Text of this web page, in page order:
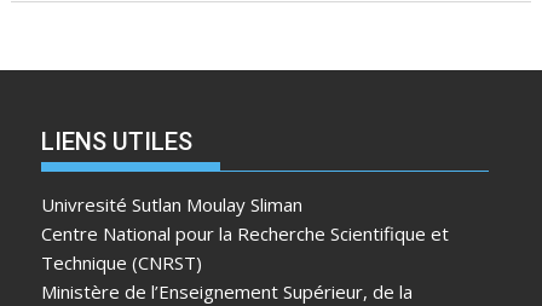
LIENS UTILES
Univresité Sutlan Moulay Sliman
Centre National pour la Recherche Scientifique et
Technique (CNRST)
Ministère de l’Enseignement Supérieur, de la